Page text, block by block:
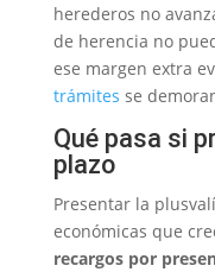
herederos no
de herencia no
ese margen extra
trámites se
Qué pasa si
plazo
Presentar la
económicas que
recargos por